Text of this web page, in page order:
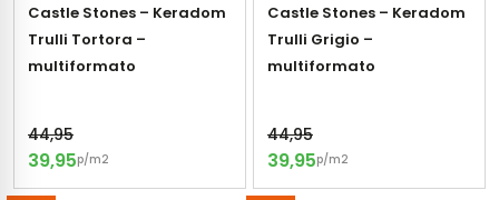
Castle Stones – Keradom
Trulli Tortora –
multiformato
44,95
39,95p/m2
Castle Stones – Keradom
Trulli Grigio –
multiformato
44,95
39,95p/m2
tegels
betonlook
tegels